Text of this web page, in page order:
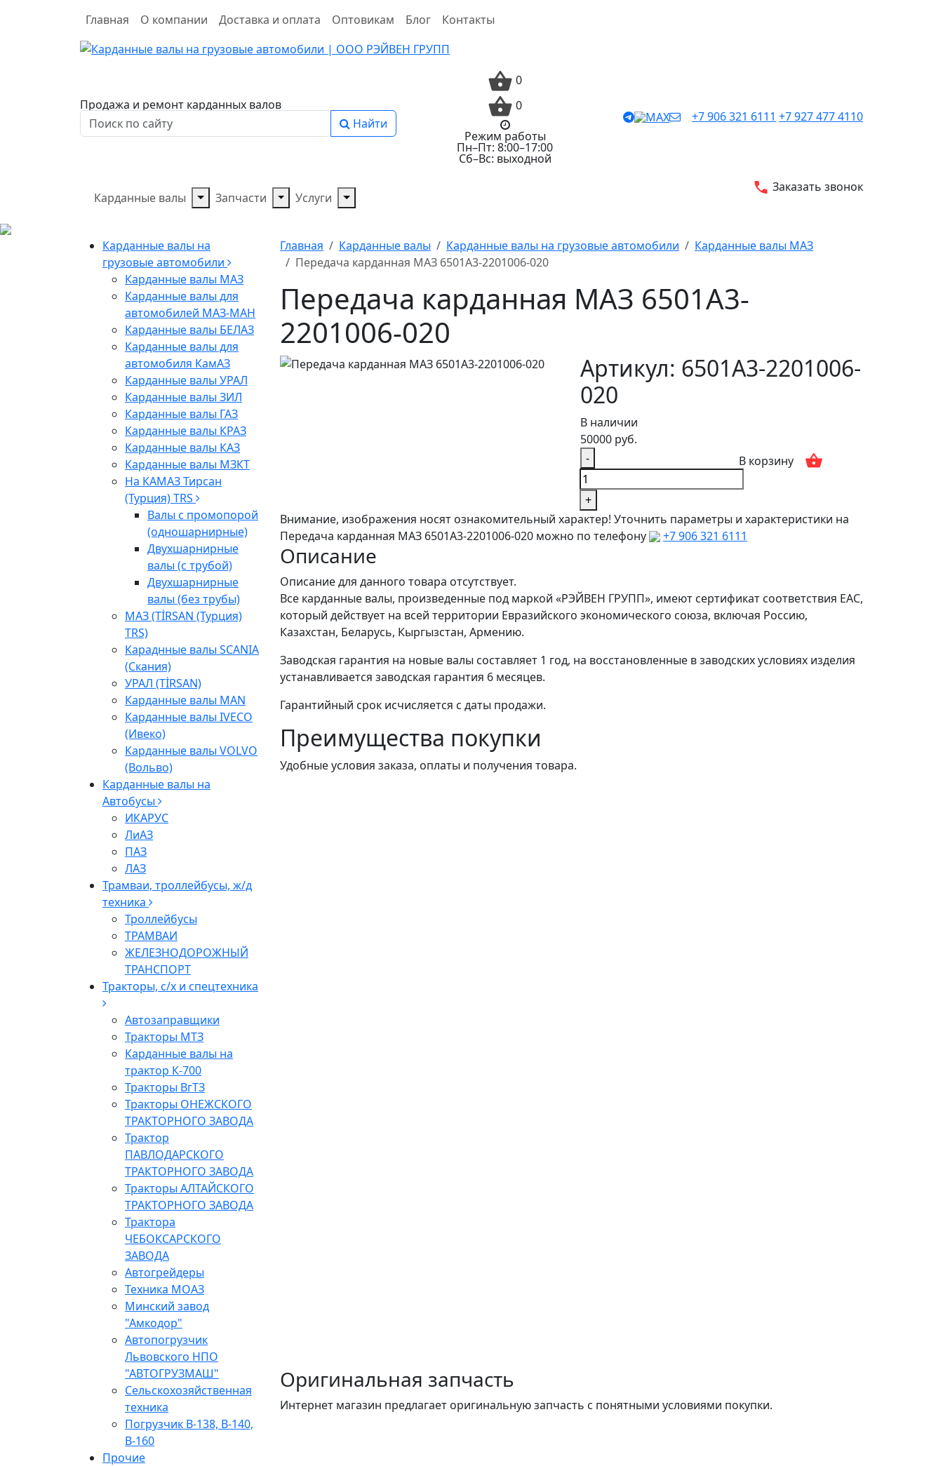
Главная О компании Доставка и оплата Оптовикам Блог Контакты
Продажа и ремонт карданных валов
Найти
0
0
Режим работы
Пн–Пт: 8:00–17:00
Сб–Вс: выходной
+7 906 321 6111 +7 927 477 4110
Карданные валы Запчасти Услуги
Заказать звонок
Карданные валы на
грузовые автомобили
Карданные валы МАЗ
Карданные валы для
автомобилей МАЗ-МАН
Карданные валы БЕЛАЗ
Карданные валы для
автомобиля КамАЗ
Карданные валы УРАЛ
Карданные валы ЗИЛ
Карданные валы ГАЗ
Карданные валы КРАЗ
Карданные валы КАЗ
Карданные валы МЗКТ
На КАМАЗ Тирсан
(Турция) TRS
Валы с промопорой
(одношарнирные)
Двухшарнирные
валы (с трубой)
Двухшарнирные
валы (без трубы)
МАЗ (TİRSAN (Турция)
TRS)
Караднные валы SCANIA
(Скания)
УРАЛ (TİRSAN)
Карданные валы МАN
Карданные валы IVECO
(Ивеко)
Карданные валы VOLVO
(Вольво)
Карданные валы на
Автобусы
ИКАРУС
ЛиАЗ
ПАЗ
ЛАЗ
Трамваи, троллейбусы, ж/д
техника
Троллейбусы
ТРАМВАИ
ЖЕЛЕЗНОДОРОЖНЫЙ
ТРАНСПОРТ
Тракторы, с/x и спецтехника
Автозаправщики
Тракторы МТЗ
Карданные валы на
трактор К-700
Тракторы ВгТЗ
Тракторы ОНЕЖСКОГО
ТРАКТОРНОГО ЗАВОДА
Трактор
ПАВЛОДАРСКОГО
ТРАКТОРНОГО ЗАВОДА
Тракторы АЛТАЙСКОГО
ТРАКТОРНОГО ЗАВОДА
Трактора
ЧЕБОКСАРСКОГО
ЗАВОДА
Автогрейдеры
Техника МОАЗ
Минский завод
"Амкодор"
Автопогрузчик
Львовского НПО
"АВТОГРУЗМАШ"
Сельскохозяйственная
техника
Погрузчик В-138, В-140,
В-160
Прочие
Главная Карданные валы Карданные валы на грузовые автомобили
Карданные валы МАЗ
Передача карданная МАЗ 6501А3-2201006-020
Передача карданная МАЗ 6501А3-
2201006-020
Артикул: 6501А3-2201006-
020
В наличии
50000 руб.
-
+
В корзину
Внимание, изображения носят ознакомительный характер! Уточнить параметры и характеристики на
Передача карданная МАЗ 6501А3-2201006-020 можно по телефону
+7 906 321 6111
Описание
Описание для данного товара отсутствует.
Все карданные валы, произведенные под маркой «РЭЙВЕН ГРУПП», имеют сертификат соответствия ЕАС,
который действует на всей территории Евразийского экономического союза, включая Россию,
Казахстан, Беларусь, Кыргызстан, Армению.
Заводская гарантия на новые валы составляет 1 год, на восстановленные в заводских условиях изделия
устанавливается заводская гарантия 6 месяцев.
Гарантийный срок исчисляется с даты продажи.
Преимущества покупки
Удобные условия заказа, оплаты и получения товара.
Оригинальная запчасть
Интернет магазин предлагает оригинальную запчасть с понятными условиями покупки.